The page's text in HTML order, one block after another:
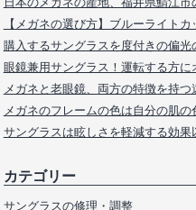
【メガネの選び方】ブルーライト
購入するサングラスを度付きの偏光
眼鏡兼用サングラス！運転する方
メガネと老眼鏡、両方の特徴を持
メガネのフレームの色は自分の肌
サングラスは眩しさを軽減する効
カテゴリー
サングラスの修理・調整